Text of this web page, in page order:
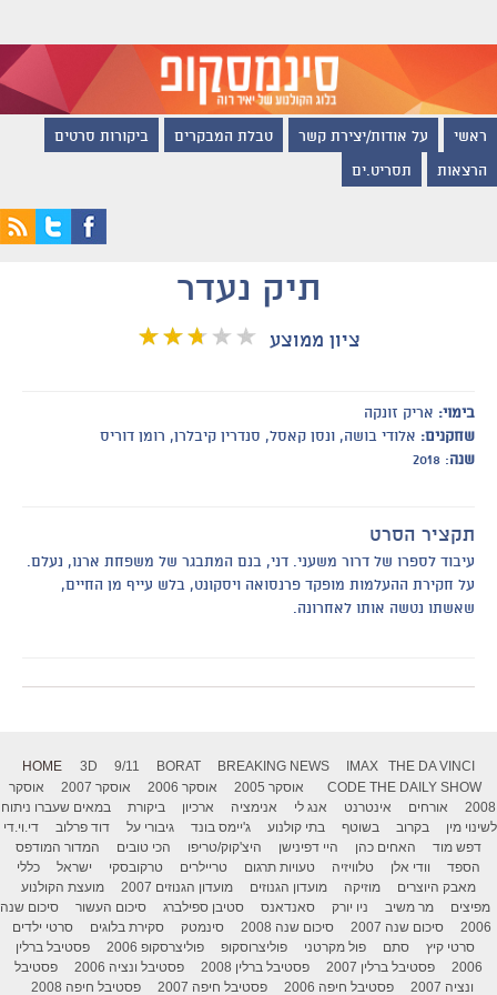
ראשי על אודות/יצירת קשר טבלת המבקרים ביקורות סרטים
הרצאות תסריט.ים
תיק נעדר
ציון ממוצע
בימוי: אריק זונקה
שחקנים: אלודי בושה, ונסן קאסל, סנדרין קיבלרן, רומן דוריס
שנה: 2018
תקציר הסרט
עיבוד לספרו של דרור משעני. דני, בנם המתבגר של משפחת ארנו, נעלם.
על חקירת ההעלמות מופקד פרנסואה ויסקונט, בלש עייף מן החיים,
שאשתו נטשה אותו לאחרונה.
HOME 3D 9/11 BORAT BREAKING NEWS IMAX
THE DA VINCI
CODE THE DAILY SHOW אוסקר 2005 אוסקר 2006 אוסקר 2007
אוסקר
2008
אורחים אינטרנט אנג לי אנימציה ארכיון ביקורת
במאים שעברו ניתוח
לשינוי מין
בקרוב בשוטף בתי קולנוע ג'יימס בונד גיבורי על דוד פרלוב
די.וי.די
דפש מוד
האחים כהן היי דפינישן היצ'קוק/טריפו הכי טובים
המדור המודפס
הספד
וודי אלן טלוויזיה טעויות תרגום טריילרים טרקובסקי ישראל
כללי
מאבק היוצרים
מוזיקה מועדון הגנוזים מועדון הגנוזים 2007
מועצת הקולנוע
מפיצים
מר משיב ניו יורק סאנדאנס סטיבן ספילברג סיכום העשור
סיכום שנה
2006
סיכום שנה 2007 סיכום שנה 2008 סינמטק סקירת בלוגים
סרטי ילדים
סרטי קיץ
סתם פול מקרטני פוליצרוסקופ פוליצרסקופ 2006
פסטיבל ברלין
2006
פסטיבל ברלין 2007 פסטיבל ברלין 2008 פסטיבל ונציה 2006
פסטיבל
ונציה 2007
פסטיבל חיפה 2006 פסטיבל חיפה 2007 פסטיבל חיפה 2008